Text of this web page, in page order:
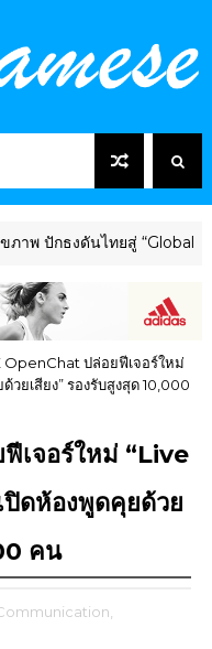
ดันไทยสู่ “Global
OpenChat ปล่อยฟีเจอร์ใหม่
ยเสียง” รองรับสูงสุด 10,000
เจอร์ใหม่ “Live
ดห้องพูดคุยด้วย
คน